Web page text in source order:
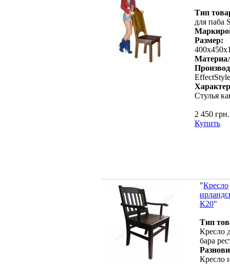
Тип
для паба
Размер:
EffectStyle
Стулья
2 450 грн.
Купить
"Кресло
К20"
Тип
Кресло
бара
Кресло